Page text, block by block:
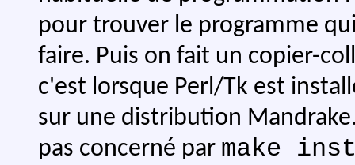
pour trouver le programme
faire. Puis on fait un copier-
c'est lorsque Perl/Tk est
sur une distribution
pas concerné par make